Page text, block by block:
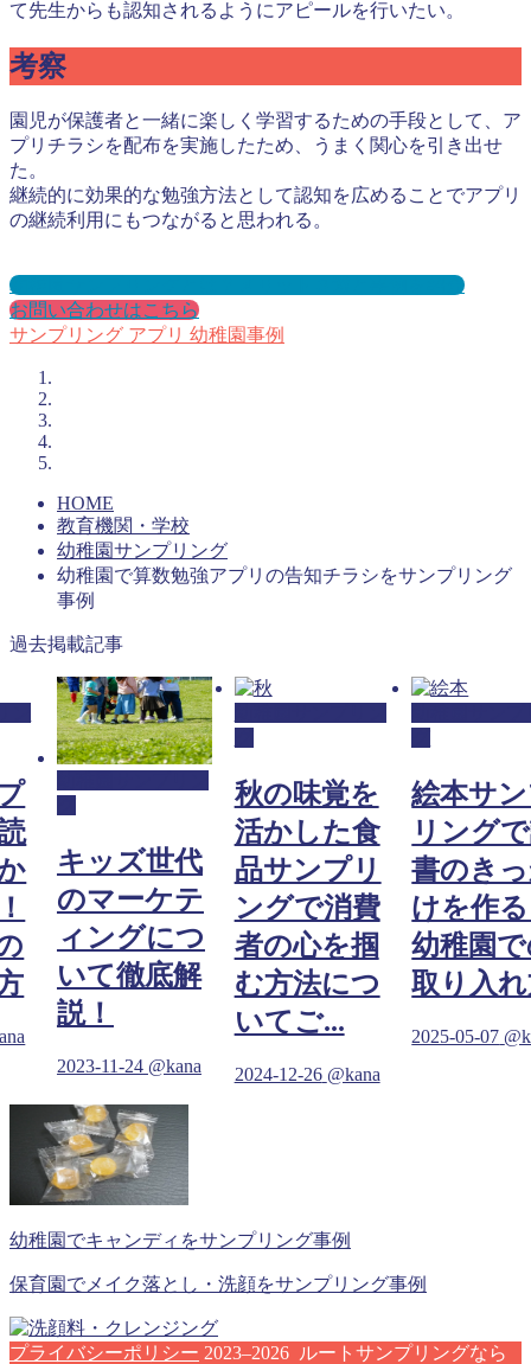
て先生からも認知されるようにアピールを行いたい。
考察
園児が保護者と一緒に楽しく学習するための手段として、ア
プリチラシを配布を実施したため、うまく関心を引き出せ
た。
継続的に効果的な勉強方法として認知を広めることでアプリ
の継続利用にもつながると思われる。
幼稚園サンプリングとは？メリット３選と事例を紹介
お問い合わせはこちら
サンプリング アプリ 幼稚園事例
HOME
教育機関・学校
幼稚園サンプリング
幼稚園で算数勉強アプリの告知チラシをサンプリング
事例
過去掲載記事
キッズ世代
のマーケテ
ィングにつ
いて徹底解
説！
2023-11-24 @kana
秋の味覚を
活かした食
品サンプリ
ングで消費
者の心を掴
む方法につ
いてご...
2024-12-26 @kana
絵本サ
リング
書のき
けを作
幼稚園
取り入
2025-05-07
幼稚園でキャンディをサンプリング事例
保育園でメイク落とし・洗顔をサンプリング事例
プライバシーポリシー 2023–2026 ルートサンプリングなら